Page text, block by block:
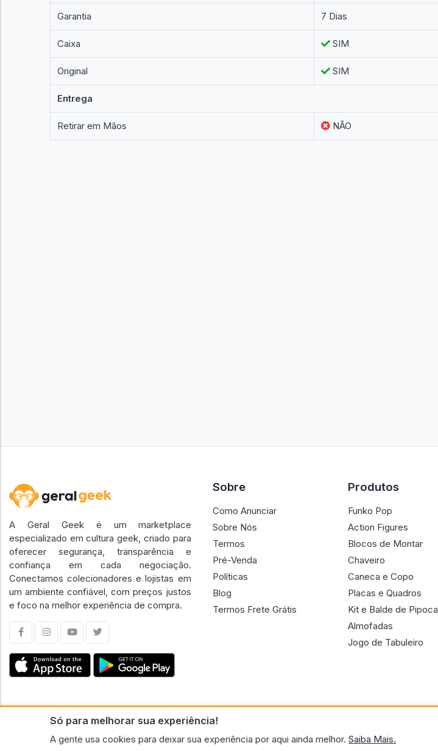
Garantia 7 Dias
Caixa SIM
Original SIM
Entrega
Retirar em Mãos NÃO
Só para melhorar sua experiência!
A gente usa cookies para deixar sua experiência por aqui ainda melhor. Saiba Mais.
A Geral Geek é um marketplace
especializado em cultura geek, criado para
oferecer segurança, transparência e
confiança em cada negociação.
Conectamos colecionadores e lojistas em
um ambiente confiável, com preços justos
e foco na melhor experiência de compra.
Sobre
Como Anunciar
Sobre Nós
Termos
Pré-Venda
Políticas
Blog
Termos Frete Grátis
Produtos
Funko Pop
Action Figures
Blocos de Montar
Chaveiro
Caneca e Copo
Placas e Quadros
Kit e Balde de Pipoca
Almofadas
Jogo de Tabuleiro
CNPJ n.º 30.220.458/0001-17 - GERAL GEEK PORTAL ELETRONICO LTDA.